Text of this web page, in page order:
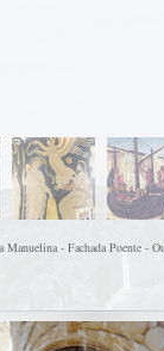
- Fachada Poente -